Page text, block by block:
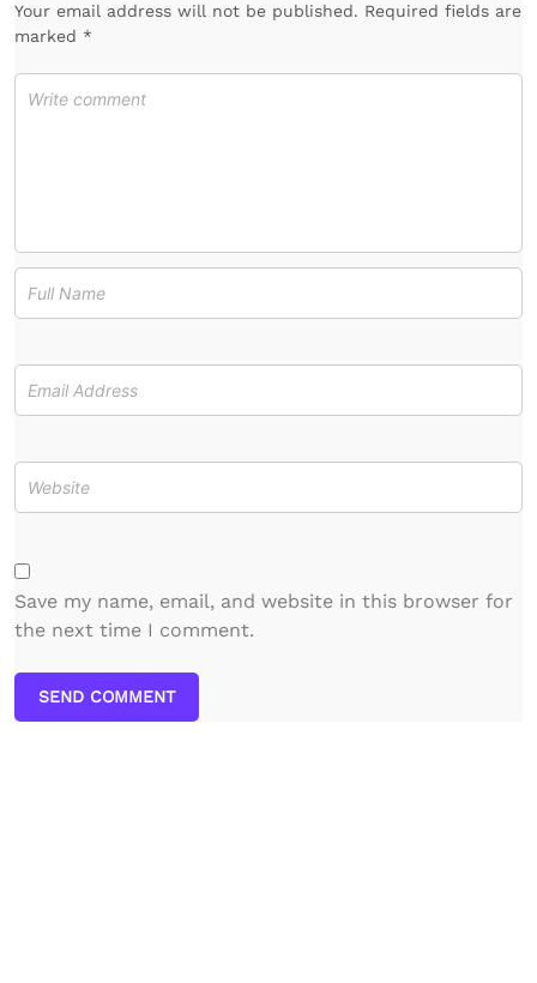
Your email address will not be published. Required fields are
marked *
Save my name, email, and website in this browser for
the next time I comment.
SEND COMMENT